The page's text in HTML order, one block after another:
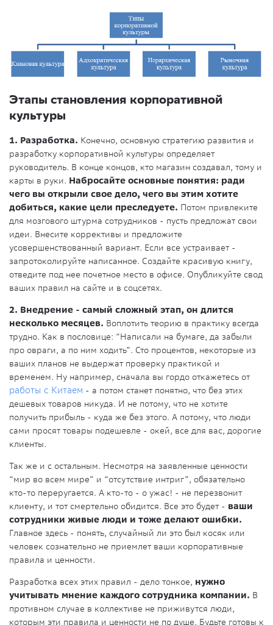
Этапы становления корпоративной
культуры
1. Разработка. Конечно, основную стратегию развития и
разработку корпоративной культуры определяет
руководитель. В конце концов, кто магазин создавал, тому и
карты в руки. Набросайте основные понятия: ради
чего вы открыли свое дело, чего вы этим хотите
добиться, какие цели преследуете. Потом привлеките
для мозгового штурма сотрудников - пусть предложат свои
идеи. Внесите коррективы и предложите
усовершенствованный вариант. Если все устраивает -
запротоколируйте написанное. Создайте красивую книгу,
отведите под нее почетное место в офисе. Опубликуйте свод
ваших правил на сайте и в соцсетях.
2. Внедрение - самый сложный этап, он длится
несколько месяцев. Воплотить теорию в практику всегда
трудно. Как в пословице: “Написали на бумаге, да забыли
про овраги, а по ним ходить”. Сто процентов, некоторые из
ваших планов не выдержат проверку практикой и
временем. Ну например, сначала вы гордо откажетесь от
работы с Китаем - а потом станет понятно, что без этих
дешевых товаров никуда. И не потому, что не хотите
получить прибыль - куда же без этого. А потому, что люди
сами просят товары подешевле - окей, все для вас, дорогие
клиенты.
Так же и с остальным. Несмотря на заявленные ценности
“мир во всем мире” и “отсутствие интриг”, обязательно
кто-то переругается. А кто-то - о ужас! - не перезвонит
клиенту, и тот смертельно обидится. Все это будет - ваши
сотрудники живые люди и тоже делают ошибки.
Главное здесь - понять, случайный ли это был косяк или
человек сознательно не приемлет ваши корпоративные
правила и ценности.
Разработка всех этих правил - дело тонкое, нужно
учитывать мнение каждого сотрудника компании. В
противном случае в коллективе не приживутся люди,
которым эти правила и ценности не по душе. Будьте готовы к